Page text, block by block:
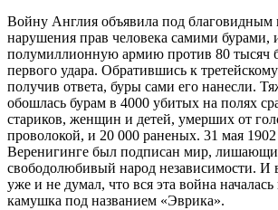
Войну Англия объявила под благовидным
нарушения прав человека самими бурами,
полумиллионную армию против 80 тысяч
первого удара. Обратившись к
получив ответа, буры сами его нанесли.
обошлась бурам в 4000 убитых на полях
стариков, женщин и детей, умерших от
проволокой, и 20 000 раненых. 31 мая 1902
Веренигинге был подписан мир,
свободолюбивый народ независимости. И
уже и не думал, что вся эта война началась
камушка под названием «Эврика».